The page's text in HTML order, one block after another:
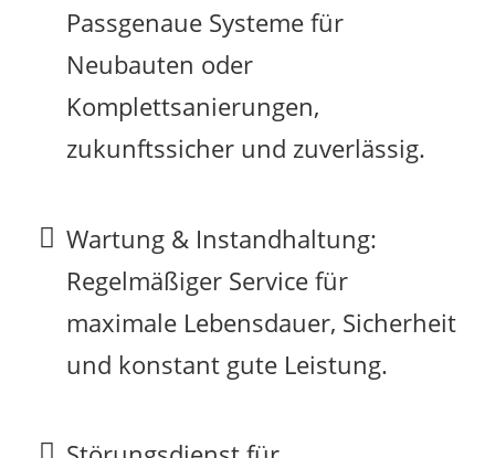
Passgenaue Systeme für
Neubauten oder
Komplettsanierungen,
zukunftssicher und zuverlässig.
Wartung & Instandhaltung:
Regelmäßiger Service für
maximale Lebensdauer, Sicherheit
und konstant gute Leistung.